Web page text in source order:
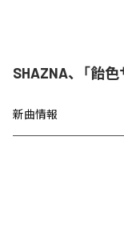
SHAZNA、「飴
新曲情報